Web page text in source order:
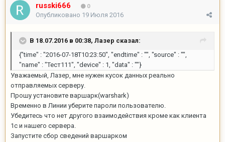
russki666 0
Опубликовано 19 Июля 2016
В 18.07.2016 в 00:38, Лазер сказал:
{"time" : "2016-07-18T10:23:50", "endtime" : "", "source" : "",
"name" : "Тест111", "device" : 1, "data" : ""}
Уважаемый, Лазер, мне нужен кусок данных реально
отправляемых серверу.
Прошу установите варшарк(warshark)
Временно в Линии уберите пароли пользователю.
Убедитесь что нет другого взаимодействия кроме как клиента
1с и нашего сервера.
Запустите сбор сведений варшарком